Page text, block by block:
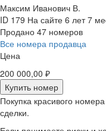
Максим Иванович В.
ID 179 На сайте 6 лет 7
Продано 47 номеров
Все номера продавца
Цена
200 000,00 ₽
Купить номер
Покупка красивого
сделки.